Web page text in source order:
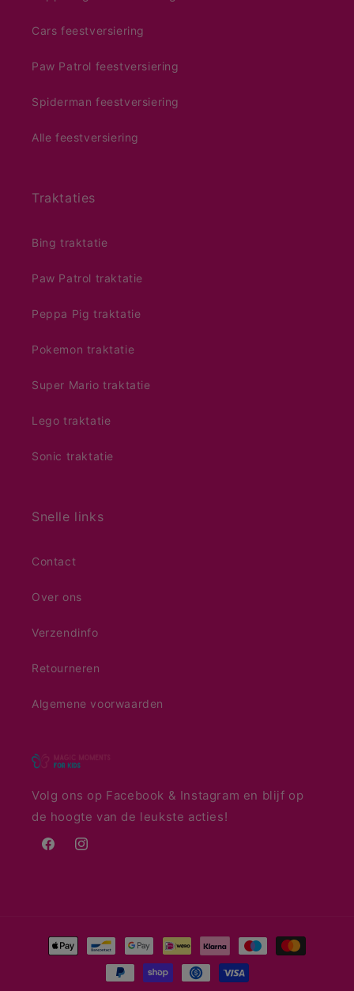
Cars feestversiering
Paw Patrol feestversiering
Spiderman feestversiering
Alle feestversiering
Traktaties
Bing traktatie
Paw Patrol traktatie
Peppa Pig traktatie
Pokemon traktatie
Super Mario traktatie
Lego traktatie
Sonic traktatie
Snelle links
Contact
Over ons
Verzendinfo
Retourneren
Algemene voorwaarden
Volg ons op Facebook & Instagram en blijf op
de hoogte van de leukste acties!
FacebookInstagram
Betaalmethoden